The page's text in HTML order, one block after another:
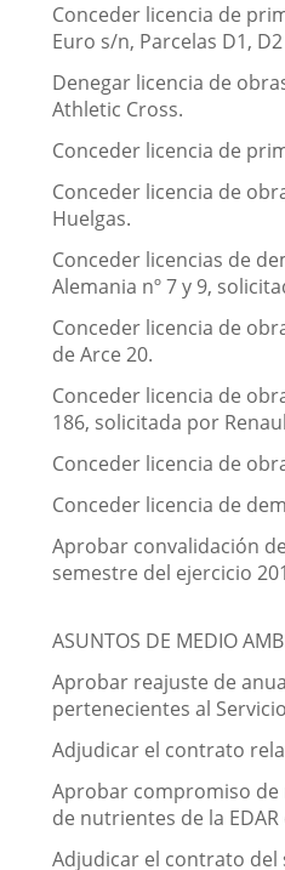
Conceder licencia de
Euro s/n, Parcelas D1,
Denegar licencia de
Athletic Cross.
Conceder licencia de
Conceder licencia de
Huelgas.
Conceder licencias de
Alemania nº 7 y 9,
Conceder licencia de
de Arce 20.
Conceder licencia de
186, solicitada por
Conceder licencia de
Conceder licencia de
Aprobar convalidación
semestre del ejercicio
ASUNTOS DE MEDIO
Aprobar reajuste de
pertenecientes al
Adjudicar el contrato
Aprobar compromiso de
de nutrientes de la
Adjudicar el contrato del